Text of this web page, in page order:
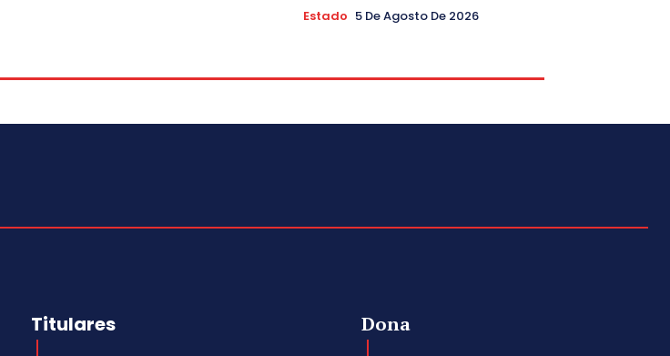
Estado 5 De Agosto De 2026
Titulares Dona